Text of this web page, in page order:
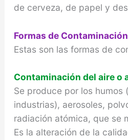
de cerveza, de papel y
Formas de Contaminación
Estas son las formas de
Contaminación del aire o
Se produce por los humos
industrias), aerosoles,
radiación atómica, que se
Es la alteración de la